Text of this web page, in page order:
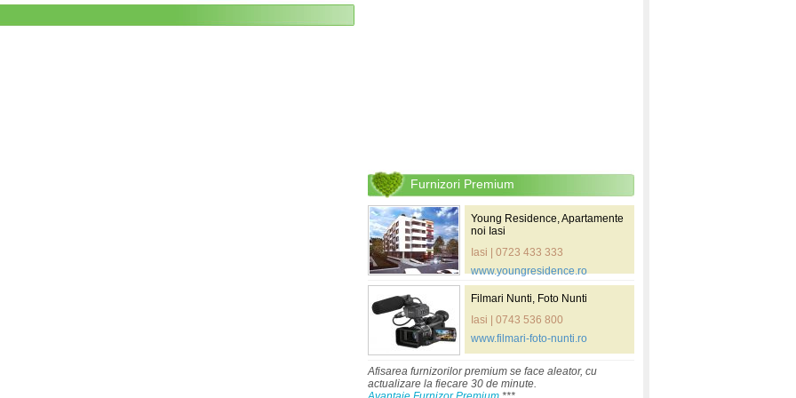
Furnizori Premium
Young Residence, Apartamente
noi Iasi
Iasi | 0723 433 333
www.youngresidence.ro
Filmari Nunti, Foto Nunti
Iasi | 0743 536 800
www.filmari-foto-nunti.ro
Afisarea furnizorilor premium se face aleator, cu
actualizare la fiecare 30 de minute.